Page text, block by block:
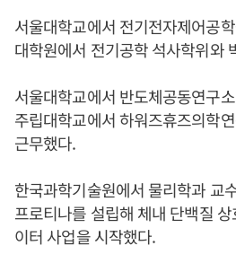
서울대학교에서 전기전자제어공
대학원에서 전기공학 석사학위와
서울대학교에서 반도체공동연구
주립대학교에서 하워즈휴즈의학
근무했다.
한국과학기술원에서 물리학과 교
프로티나를 설립해 체내 단백질
이터 사업을 시작했다.